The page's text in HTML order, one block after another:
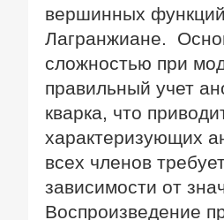
вершинных
Лагранжиане.
сложностью при
правильный учет
кварка, что
характеризующих
всех членов
зависимости от
Воспроизведение